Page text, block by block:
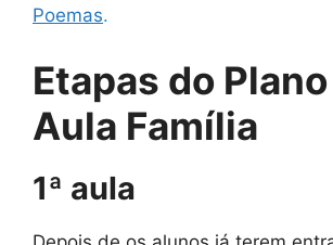
Poemas.
Etapas do
Aula Família
1ª aula